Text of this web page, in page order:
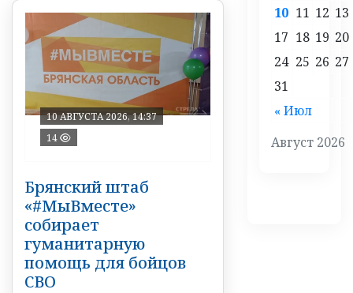
10 АВГУСТА 2026, 14:37
14
Брянский штаб
«#МыВместе»
собирает
гуманитарную
помощь для бойцов
СВО
Август 2026
« Июл
10 11 12 13
17 18 19 20
24 25 26 27
31